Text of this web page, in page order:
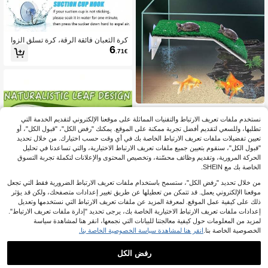
عائمة لحوض السلاحف، مناسبة للسلاحف
والسلاحف المائية والبرية
5.98€
2بائعين آخرين
كرة الثعبان فائقة الرقة، كرة تسلق الزوا
حف، ملعب تسلق الأناكوندا
6.71€
خزان تغذية الحيوانات الأليفة المتسلقة، دي
كور منظر طبيعي معلق لراحة الحيوانات ا
لأليفة المتسلقة، نباتات خضراء مصنعة، ش
نستخدم ملفات تعريف الارتباط والتقنيات المماثلة على موقعنا الإلكتروني لتقديم الخدمة التي
تطلبها، وللسعي لتقديم أفضل تجربة ممكنة على الموقع. يمكنك "رفض الكل"، "قبول الكل"، أو
تعيين تفضيلات ملفات تعريف الارتباط الخاصة بك في أي وقت حسب اختيارك. من خلال تحديد
"قبول الكل"، سنقوم بتعيين جميع ملفات تعريف الارتباط الاختيارية، والتي تساعدنا في تحليل
الحركة المرورية، وتقديم وظائف محسّنة، وتخصيص المحتوى والإعلانات لتكملة تجربة التسوق
الخاصة بك مع SHEIN.
من خلال تحديد "رفض الكل"، ستسمح باستخدام ملفات تعريف الارتباط الضرورية فقط التي تجعل
موقعنا الإلكتروني يعمل. قد تتمكن من تعطيلها عن طريق تغيير إعدادات متصفحك، ولكن قد يؤثر
ذلك على كيفية عمل الموقع. لمعرفة المزيد عن ملفات تعريف الارتباط التي نستخدمها وتعديل
إعدادات ملفات تعريف الارتباط الاختيارية الخاصة بك، يرجى تحديد "إدارة ملفات تعريف الارتباط".
لمزيد من المعلومات حول كيفية معالجتنا للبيانات التي نجمعها، انقر هنا لمشاهدة سياسة
الخصوصية الخاصة بنا. انقر هنا لمشاهدة سياسة الخصوصية الخاصة بنا.
رفض الكل